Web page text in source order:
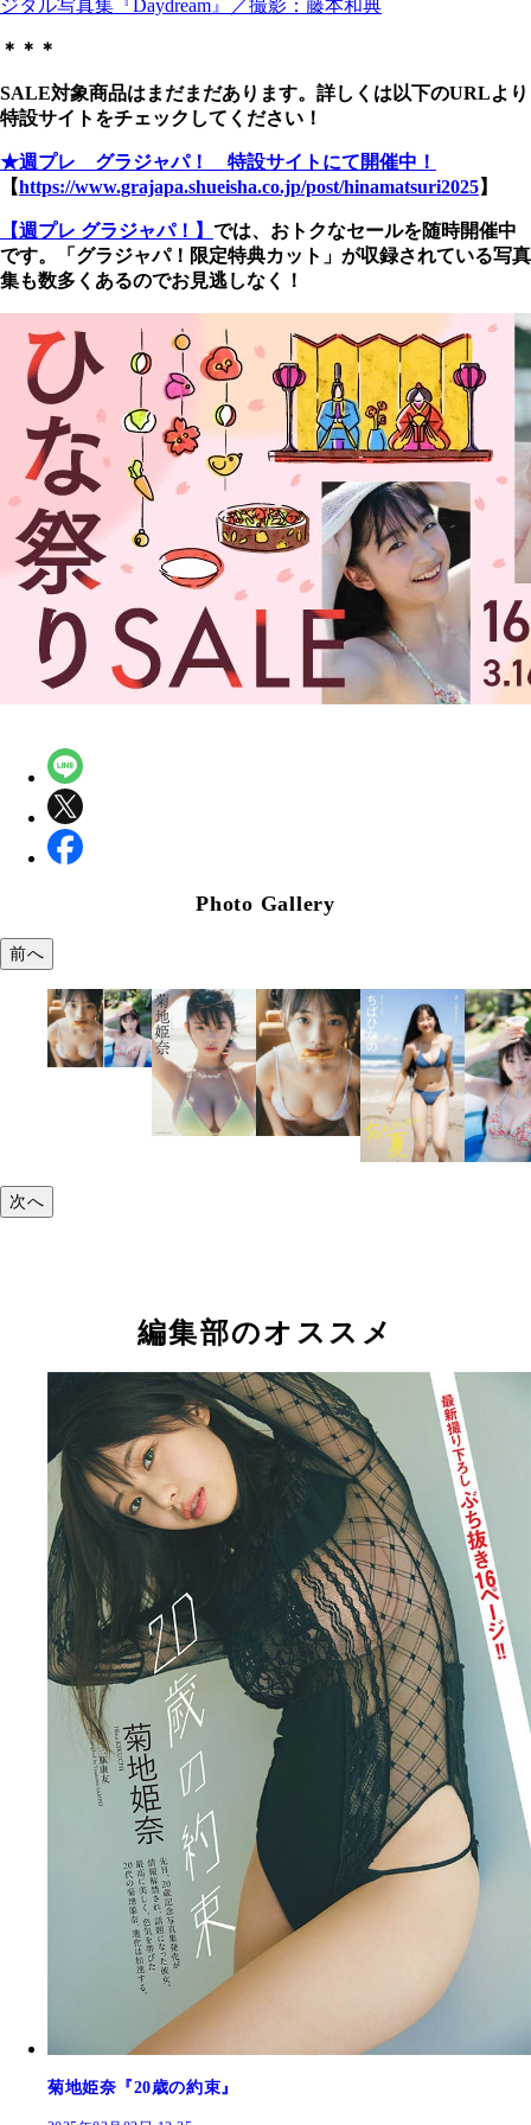
ジタル写真集『Daydream』／撮影：藤本和典
＊＊＊
SALE対象商品はまだまだあります。詳しくは以下のURLより
特設サイトをチェックしてください！
★週プレ グラジャパ！ 特設サイトにて開催中！
【https://www.grajapa.shueisha.co.jp/post/hinamatsuri2025】
【週プレ グラジャパ！】 では、おトクなセールを随時開催中
です。「グラジャパ！限定特典カット」が収録されている写真
集も数多くあるのでお見逃しなく！
Photo Gallery
前へ
次へ
編集部のオススメ
菊地姫奈『20歳の約束』